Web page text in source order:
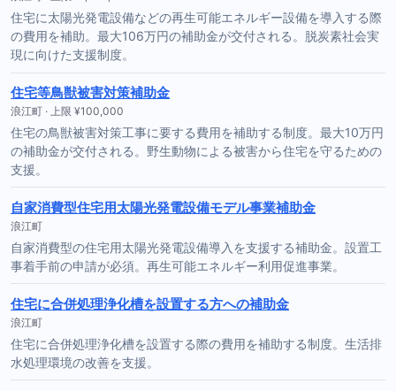
住宅に太陽光発電設備などの再生可能エネルギー設備を導入する際
の費用を補助。最大106万円の補助金が交付される。脱炭素社会実
現に向けた支援制度。
住宅等鳥獣被害対策補助金
浪江町 · 上限 ¥100,000
住宅の鳥獣被害対策工事に要する費用を補助する制度。最大10万円
の補助金が交付される。野生動物による被害から住宅を守るための
支援。
自家消費型住宅用太陽光発電設備モデル事業補助金
浪江町
自家消費型の住宅用太陽光発電設備導入を支援する補助金。設置工
事着手前の申請が必須。再生可能エネルギー利用促進事業。
住宅に合併処理浄化槽を設置する方への補助金
浪江町
住宅に合併処理浄化槽を設置する際の費用を補助する制度。生活排
水処理環境の改善を支援。